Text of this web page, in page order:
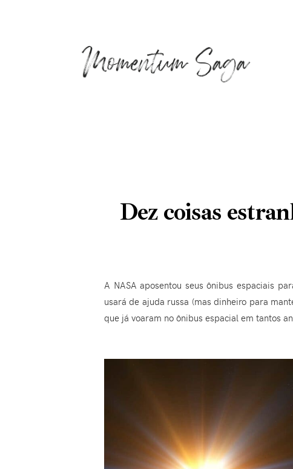
Dez coisas
A NASA aposentou seus ônibus espaciais
usará de ajuda russa (mas dinheiro para
que já voaram no ônibus espacial em tantos